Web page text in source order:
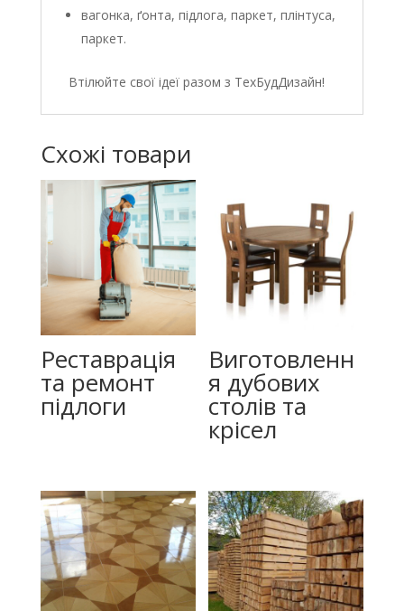
вагонка, ґонта, підлога, паркет, плінтуса,
паркет.
Втілюйте свої ідеї разом з ТехБудДизайн!
Схожі товари
Реставрація
та ремонт
підлоги
Виготовленн
я дубових
столів та
крісел